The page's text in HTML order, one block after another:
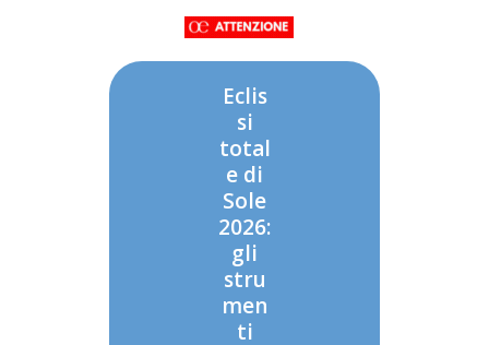
Eclis
si
total
e di
Sole
2026:
gli
stru
men
ti